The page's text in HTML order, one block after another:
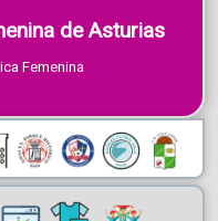
de Asturias
Femenina